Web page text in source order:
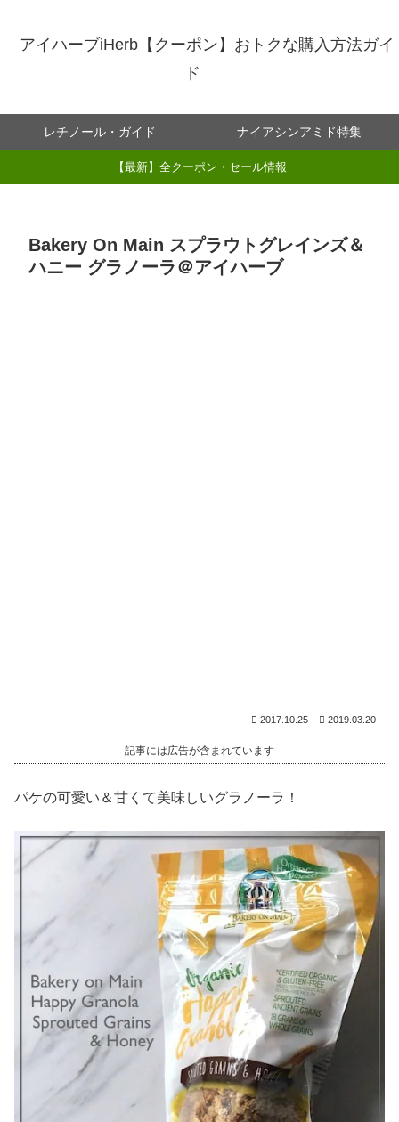
アイハーブiHerb【クーポン】おトクな購入方法ガイ
ド
レチノール・ガイド ナイアシンアミド特集
【最新】全クーポン・セール情報
Bakery On Main スプラウトグレインズ＆
ハニー グラノーラ＠アイハーブ
2017.10.25 2019.03.20
記事には広告が含まれています
パケの可愛い＆甘くて美味しいグラノーラ！